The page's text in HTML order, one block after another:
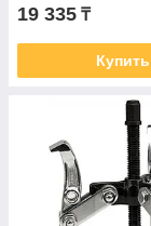
19 335 ₸
Купить